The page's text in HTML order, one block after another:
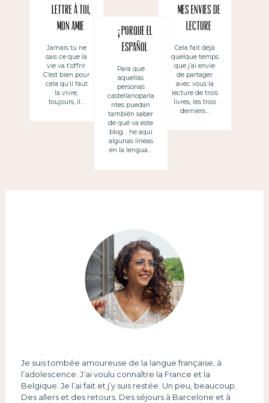
Lettre à toi,
mon amie
Jamais tu ne
sais ce que la
vie va t’offrir.
C’est bien pour
cela qu’il faut
la vivre,
toujours, il…
¡Porque el
español
también lo
amo!
Para que
aquellas
personas
castellanoparla
ntes puedan
también saber
de qué va este
blog… he aquí
algunas líneas
en la lengua…
Mes envies de
lecture
Cela fait déjà
quelque temps
que j’ai envie
de partager
avec vous la
lecture de trois
livres, les trois
derniers…
Je suis tombée amoureuse de la langue française, à
l’adolescence. J’ai voulu connaître la France et la
Belgique. Je l’ai fait et j’y suis restée. Un peu, beaucoup.
Des allers et des retours. Des séjours à Barcelone et à